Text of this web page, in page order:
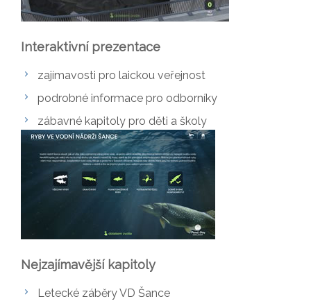
Interaktivní prezentace
zajímavosti pro laickou veřejnost
podrobné informace pro odborníky
zábavné kapitoly pro děti a školy
Nejzajímavější kapitoly
Letecké záběry VD Šance